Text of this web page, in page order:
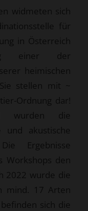
widmeten sich
für
in Österreich
einer der
heimischen
stellen mit ~
Ordnung dar!
wurden die
und akustische
Ergebnisse
Workshops den
2022 wurde die
mind. 17 Arten
sich die